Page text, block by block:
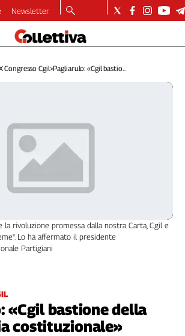
Newsletter
Congresso Cgil>Pagliarulo: «Cgil bastio...
«Cgil bastione della
costituzionale»
la rivoluzione promessa dalla nostra Carta, Cgil e
Lo ha affermato il presidente
Partigiani